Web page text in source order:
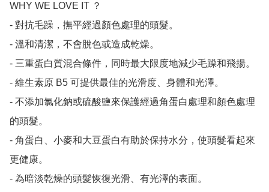
WHY WE LOVE IT ？
- 對抗毛躁，撫平經過顏色處理的頭髮。
- 溫和清潔，不會脫色或造成乾燥。
- 三重蛋白質混合條件，同時最大限度地減少毛躁和飛揚。
- 維生素原 B5 可提供最佳的光滑度、身體和光澤。
- 不添加氯化鈉或硫酸鹽來保護經過角蛋白處理和顏色處理
的頭髮。
- 角蛋白、小麥和大豆蛋白有助於保持水分，使頭髮看起來
更健康。
- 為暗淡乾燥的頭髮恢復光滑、有光澤的表面。